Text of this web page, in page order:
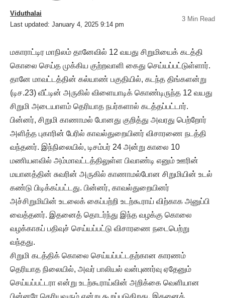
Last updated: January 4, 2025 9:14 pm
Viduthalai
3 Min Read
மகாராட்டிர மாநிலம் தானேவில் 12 வயது சிறுமியைக் கடத்தி
கொலை செய்த முக்கிய குற்றவாளி கைது செய்யப்பட்டுள்ளார்.
தானே மாவட்டத்தின் கல்யாண் பகுதியில், கடந்த திங்களன்று
(டிச.23) வீட்டின் அருகில் விளையாடிக் கொண்டிருந்த 12 வயது
சிறுமி அடையாளம் தெரியாத நபர்களால் கடத்தப்பட்டார்.
பின்னர், சிறுமி காணாமல் போனது குறித்து அவரது பெற்றோர்
அளித்த புகாரின் பேரில் காவல்துறையினர் விசாரணை நடத்தி
வந்தனர். இந்நிலையில், டிசம்பர் 24 அன்று காலை 10
மணியளவில் அம்மாவட்டத்திலுள்ள பிவாண்டி எனும் ஊரின்
மயானத்தின் சுவரின் அருகில் காணாமல்போன சிறுமியின் உடல்
கண்டு பிடிக்கப்பட்டது. பின்னர், காவல்துறையினர்
அச்சிறுமியின் உடலைக் கைப்பற்றி உடற்கூராய் விற்காக அனுப்பி
வைத்தனர். இதனைத் தொடர்ந்து இந்த வழக்கு கொலை
வழக்காகப் பதிவுச் செய்யப்பட்டு விசாரணை நடைபெற்று
வந்தது.
சிறுமி கடத்திக் கொலை செய்யப்பட்டதற்கான காரணம்
தெரியாத நிலையில், அவர் பாலியல் வன்புணர்வு ஏதேனும்
செய்யப்பட்டரா என்று உடற்கூராய்வின் அறிக்கை வெளியான
பின்னரே தெரியவரும் என்று கூறப்படுகிறது. இதனைத்